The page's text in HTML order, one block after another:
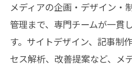
メディアの企画・デザイン・
管理まで、専門チームが一貫
す。サイトデザイン、記事制
セス解析、改善提案など、メ